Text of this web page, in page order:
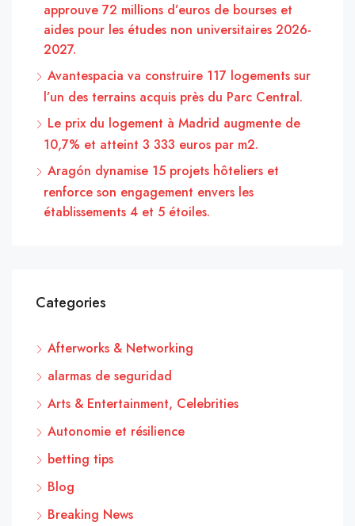
approuve 72 millions d’euros de bourses et
aides pour les études non universitaires 2026-
2027.
Avantespacia va construire 117 logements sur
l’un des terrains acquis près du Parc Central.
Le prix du logement à Madrid augmente de
10,7% et atteint 3 333 euros par m2.
Aragón dynamise 15 projets hôteliers et
renforce son engagement envers les
établissements 4 et 5 étoiles.
Categories
Afterworks & Networking
alarmas de seguridad
Arts & Entertainment, Celebrities
Autonomie et résilience
betting tips
Blog
Breaking News